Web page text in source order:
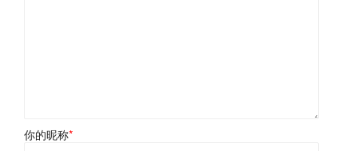
你的昵称*